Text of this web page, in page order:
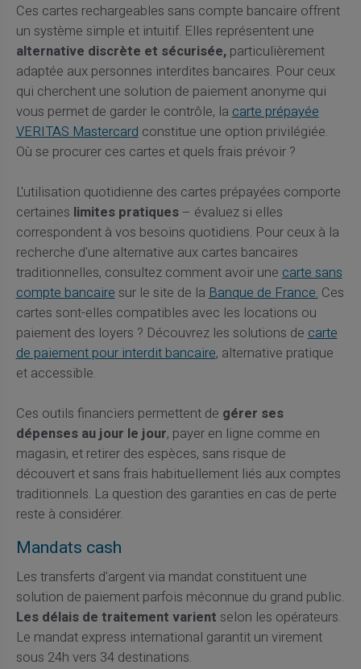
Ces cartes rechargeables sans compte bancaire offrent
un système simple et intuitif. Elles représentent une
alternative discrète et sécurisée,particulièrement
adaptée aux personnes interdites bancaires. Pour ceux
qui cherchent une solution de paiement anonyme qui
vous permet de garder le contrôle, lacarte prépayée
VERITAS Mastercardconstitue une option privilégiée.
Où se procurer ces cartes et quels frais prévoir ?
L'utilisation quotidienne des cartes prépayées comporte
certaines limites pratiques– évaluez si elles
correspondent à vos besoins quotidiens. Pour ceux à la
recherche d'une alternative aux cartes bancaires
traditionnelles, consultez comment avoir unecarte sans
compte bancairesur le site de laBanque de France.Ces
cartes sont-elles compatibles avec les locations ou
paiement des loyers ? Découvrez les solutions decarte
de paiement pour interdit bancaire, alternative pratique
et accessible.
Ces outils financiers permettent de gérer ses
dépenses au jour le jour, payer en ligne comme en
magasin, et retirer des espèces, sans risque de
découvert et sans frais habituellement liés aux comptes
traditionnels. La question des garanties en cas de perte
reste à considérer.
Mandats cash
Les transferts d'argent via mandat constituent une
solution de paiement parfois méconnue du grand public.
Les délais de traitement varient selon les opérateurs.
Le mandat express international garantit un virement
sous 24h vers 34 destinations.